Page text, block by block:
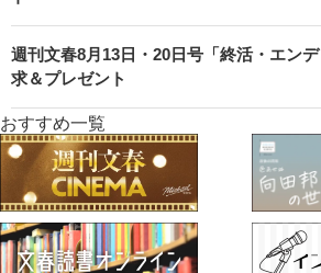
週刊文春8月13日・20日号「終活・エン
求＆プレゼント
おすすめ一覧